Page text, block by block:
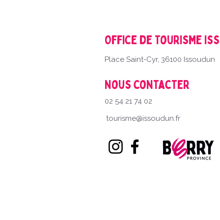
Place Saint-Cyr, 36100 Issoudun
Office de Tourisme
Nous contacter
02 54 21 74 02
tourisme@issoudun.fr